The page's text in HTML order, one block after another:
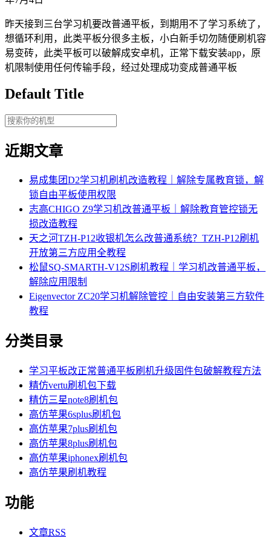
昨天接到三台学习机要改普通平板，到期用不了学习系统了，
想循环利用，此类平板分很多主板，小白新手切勿随便刷机容
易变砖，此类平板可以破解成安卓机，正常下载安装app，原
机限制使用任何传输手段，经过处理成功变成普通平板
Default Title
近期文章
易成集团D2学习机刷机改造教程｜解除专属教育锁，解
锁自由平板使用权限
志高CHIGO Z9学习机改普通平板｜解除教育管控锁无
损改造教程
天之河TZH-P12收银机怎么改普通系统？TZH-P12刷机
开放第三方应用全教程
松鼠SQ-SMARTH-V12S刷机教程｜学习机改普通平板，
解除应用限制
Eigenvector ZC20学习机解除管控｜自由安装第三方软件
教程
分类目录
学习平板改正常普通平板刷机升级固件包破解教程方法
精仿vertu刷机包下载
精仿三星note8刷机包
高仿苹果6splus刷机包
高仿苹果7plus刷机包
高仿苹果8plus刷机包
高仿苹果iphonex刷机包
高仿苹果刷机教程
功能
文章RSS